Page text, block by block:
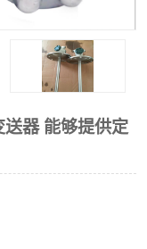
器 能够提供定
液位仪